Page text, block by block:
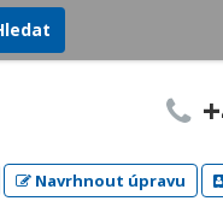
Navrhnout úpravu